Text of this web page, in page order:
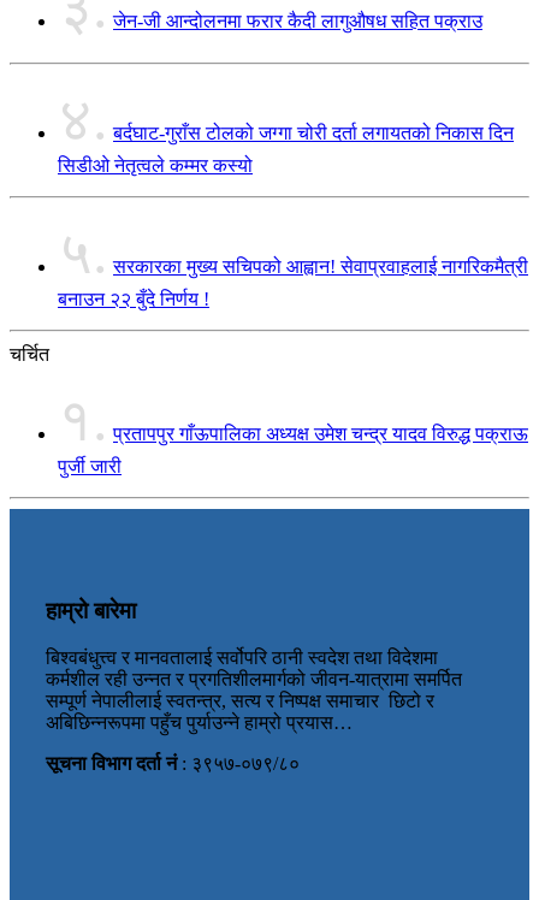
जेन-जी आन्दोलनमा फरार कैदी लागुऔषध सहित पक्राउ
४. बर्दघाट-गुराँस टोलको जग्गा चोरी दर्ता लगायतको निकास दिन
सिडीओ नेतृत्वले कम्मर कस्यो
५. सरकारका मुख्य सचिपको आह्वान! सेवाप्रवाहलाई नागरिकमैत्री
बनाउन २२ बुँदे निर्णय !
चर्चित
१. प्रतापपुर गाँऊपालिका अध्यक्ष उमेश चन्द्र यादव विरुद्ध पक्राऊ
पुर्जी जारी
हाम्रो बारेमा
बिश्वबंधुत्त्व र मानवतालाई सर्वोपरि ठानी स्वदेश तथा विदेशमा
कर्मशील रही उन्नत र प्रगतिशीलमार्गको जीवन-यात्रामा समर्पित
सम्पूर्ण नेपालीलाई स्वतन्त्र, सत्य र निष्पक्ष समाचार छिटो र
अबिछिन्नरूपमा पहुँच पुर्याउन्ने हाम्रो प्रयास…
सूचना विभाग दर्ता नं: ३९५७-०७९/८०